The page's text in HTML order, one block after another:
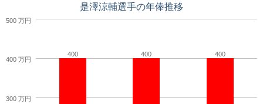
是澤涼輔選手の年俸推移
400 400 400
300 万円
400 万円
500 万円